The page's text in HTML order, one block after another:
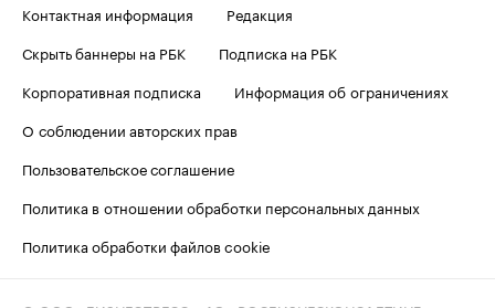
Контактная информация
Редакция
Скрыть баннеры на РБК
Подписка на РБК
Корпоративная подписка
Информация об ограничениях
О соблюдении авторских прав
Пользовательское соглашение
Политика в отношении обработки персональных данных
Политика обработки файлов cookie